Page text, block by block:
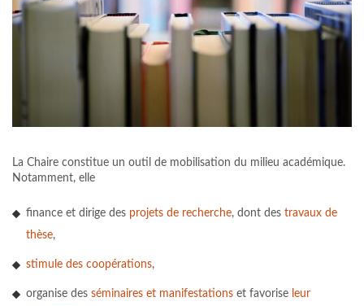
La Chaire constitue un outil de mobilisation du milieu académique.
Notamment, elle
finance et dirige des projets de recherche, dont des travaux de
thèse,
stimule des coopérations,
organise des séminaires et manifestations et favorise leur